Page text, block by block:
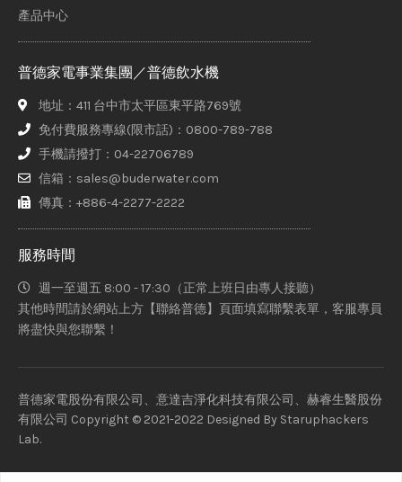
產品中心
普德家電事業集團／普德飲水機
地址：411 台中市太平區東平路769號
免付費服務專線(限市話)：0800-789-788
手機請撥打：04-22706789
信箱：sales@buderwater.com
傳真：+886-4-2277-2222
服務時間
週一至週五 8:00 - 17:30（正常上班日由專人接聽）
其他時間請於網站上方【聯絡普德】頁面填寫聯繫表單，客服專員
將盡快與您聯繫！
普德家電股份有限公司、意達吉淨化科技有限公司、赫睿生醫股份
有限公司 Copyright © 2021-2022 Designed By Staruphackers
Lab.